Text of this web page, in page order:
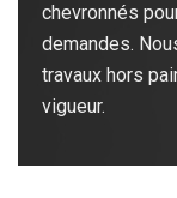
chevronnés
demandes.
travaux hors
vigueur.